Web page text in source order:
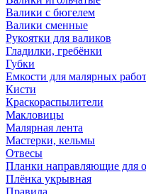
Валики с бюгелем
Валики сменные
Рукоятки для валиков
Гладилки, гребёнки
Губки
Емкости для малярных работ
Кисти
Краскораспылители
Макловицы
Малярная лента
Мастерки, кельмы
Отвесы
Планки направляющие для
Плёнка укрывная
Правила